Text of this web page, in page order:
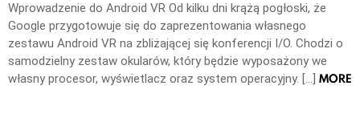
Wprowadzenie do Android VR Od kilku dni krążą pogłoski, że
Google przygotowuje się do zaprezentowania własnego
zestawu Android VR na zbliżającej się konferencji I/O. Chodzi o
samodzielny zestaw okularów, który będzie wyposażony we
własny procesor, wyświetlacz oraz system operacyjny. […] MORE